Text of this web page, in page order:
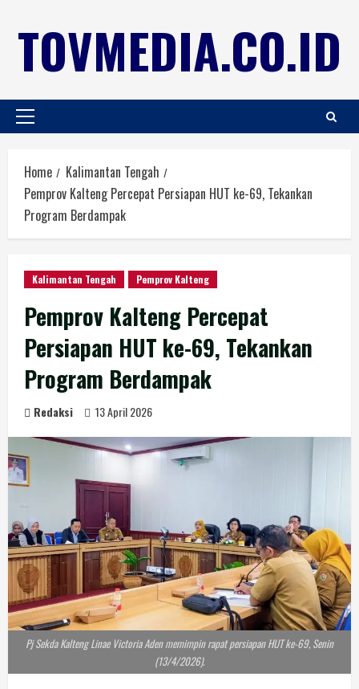
TOVMEDIA.CO.ID
Home
Kalimantan Tengah
Pemprov Kalteng Percepat Persiapan HUT ke-69, Tekankan
Program Berdampak
Kalimantan Tengah Pemprov Kalteng
Pemprov Kalteng Percepat
Persiapan HUT ke-69, Tekankan
Program Berdampak
Redaksi 13 April 2026
Pj Sekda Kalteng Linae Victoria Aden memimpin rapat persiapan HUT ke-69, Senin
(13/4/2026).